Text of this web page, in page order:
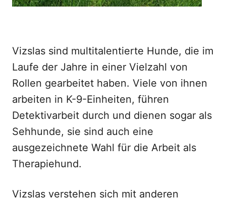
Vizslas sind multitalentierte Hunde, die im
Laufe der Jahre in einer Vielzahl von
Rollen gearbeitet haben. Viele von ihnen
arbeiten in K-9-Einheiten, führen
Detektivarbeit durch und dienen sogar als
Sehhunde, sie sind auch eine
ausgezeichnete Wahl für die Arbeit als
Therapiehund.
Vizslas verstehen sich mit anderen